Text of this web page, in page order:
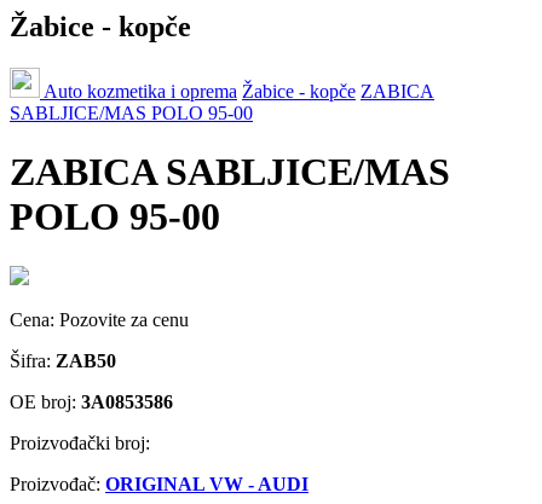
Žabice - kopče
Auto kozmetika i oprema Žabice - kopče ZABICA
SABLJICE/MAS POLO 95-00
ZABICA SABLJICE/MAS
POLO 95-00
Cena: Pozovite za cenu
Šifra: ZAB50
OE broj: 3A0853586
Proizvođački broj:
Proizvođač: ORIGINAL VW - AUDI